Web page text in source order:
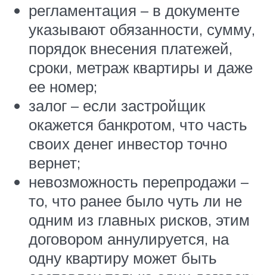
регламентация – в документе
указывают обязанности, сумму,
порядок внесения платежей,
сроки, метраж квартиры и даже
ее номер;
залог – если застройщик
окажется банкротом, что часть
своих денег инвестор точно
вернет;
невозможность перепродажи –
то, что ранее было чуть ли не
одним из главных рисков, этим
договором аннулируется, на
одну квартиру может быть